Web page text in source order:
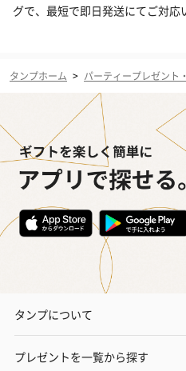
グで、最短で即日発送にてご対応
タンプホーム > パーティープレゼント
タンプについて
プレゼントを一覧から探す